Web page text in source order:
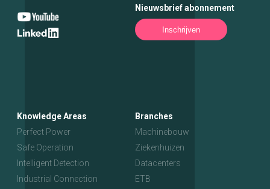
Nieuwsbrief abonnement
Inschrijven
Knowledge Areas
Perfect Power
Safe Operation
Intelligent Detection
Industrial Connection
Branches
Machinebouw
Ziekenhuizen
Datacenters
ETB